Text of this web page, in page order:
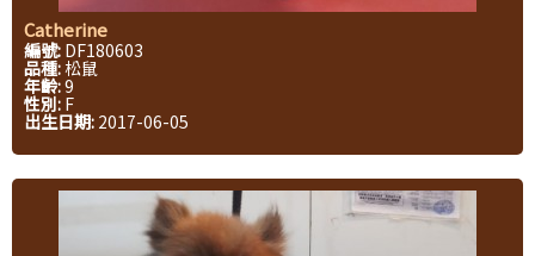
Catherine
編號: DF180603
品種:松鼠
年齡:9
性別: F
出生日期: 2017-06-05